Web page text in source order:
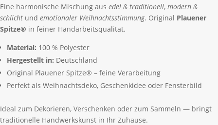
Eine harmonische Mischung aus edel & traditionell, modern &
schlicht und emotionaler Weihnachtsstimmung. Original Plauener
Spitze® in feiner Handarbeitsqualität.
Material: 100 % Polyester
Hergestellt in: Deutschland
Original Plauener Spitze® – feine Verarbeitung
Perfekt als Weihnachtsdeko, Geschenkidee oder Fensterbild
Ideal zum Dekorieren, Verschenken oder zum Sammeln — bringt
traditionelle Handwerkskunst in Ihr Zuhause.